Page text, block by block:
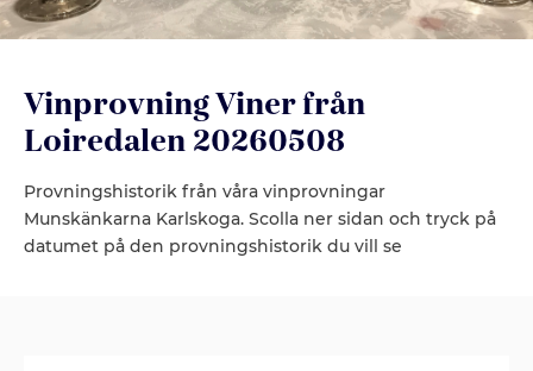
Vinprovning Viner från
Loiredalen 20260508
Provningshistorik från våra vinprovningar
Munskänkarna Karlskoga. Scolla ner sidan och tryck på
datumet på den provningshistorik du vill se